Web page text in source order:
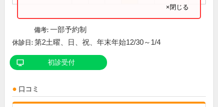
×閉じる
備考: 一部予約制
休診日: 第2土曜、日、祝、年末年始12/30～1/4
初診受付
口コミ